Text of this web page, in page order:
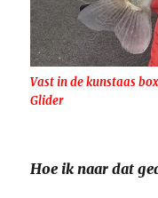
Vast in de kunstaas
Glider
Hoe ik naar dat